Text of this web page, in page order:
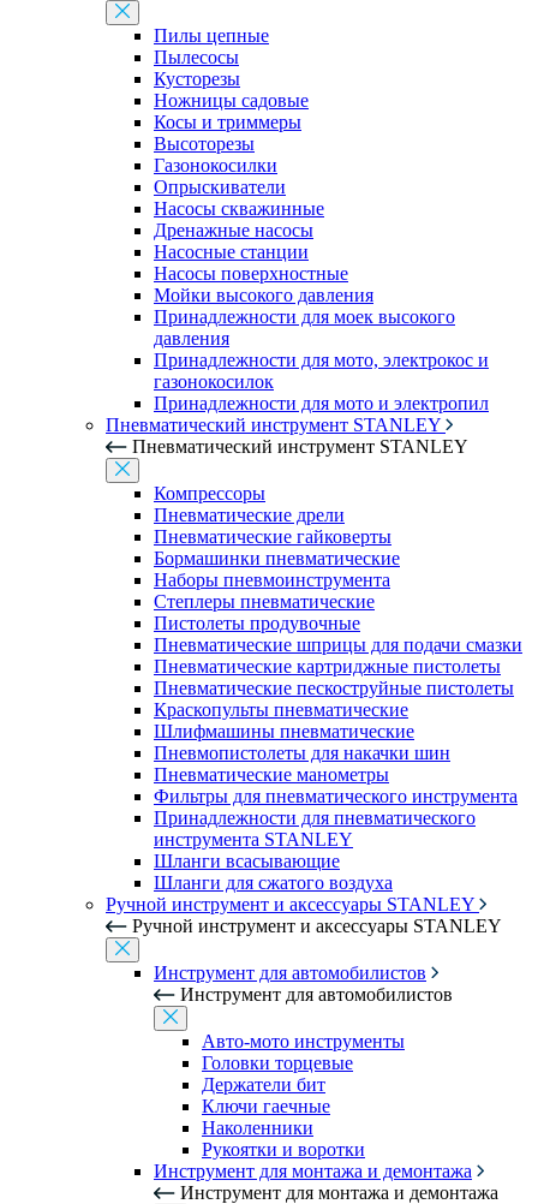
Пилы цепные
Пылесосы
Кусторезы
Ножницы садовые
Косы и триммеры
Высоторезы
Газонокосилки
Опрыскиватели
Насосы скважинные
Дренажные насосы
Насосные станции
Насосы поверхностные
Мойки высокого давления
Принадлежности для моек высокого
давления
Принадлежности для мото, электрокос и
газонокосилок
Принадлежности для мото и электропил
Пневматический инструмент STANLEY
Пневматический инструмент STANLEY
Компрессоры
Пневматические дрели
Пневматические гайковерты
Бормашинки пневматические
Наборы пневмоинструмента
Степлеры пневматические
Пистолеты продувочные
Пневматические шприцы для подачи смазки
Пневматические картриджные пистолеты
Пневматические пескоструйные пистолеты
Краскопульты пневматические
Шлифмашины пневматические
Пневмопистолеты для накачки шин
Пневматические манометры
Фильтры для пневматического инструмента
Принадлежности для пневматического
инструмента STANLEY
Шланги всасывающие
Шланги для сжатого воздуха
Ручной инструмент и аксессуары STANLEY
Ручной инструмент и аксессуары STANLEY
Инструмент для автомобилистов
Инструмент для автомобилистов
Авто-мото инструменты
Головки торцевые
Держатели бит
Ключи гаечные
Наколенники
Рукоятки и воротки
Инструмент для монтажа и демонтажа
Инструмент для монтажа и демонтажа